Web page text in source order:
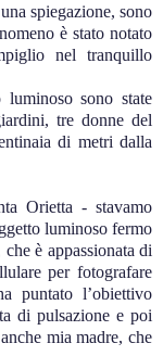
spiegazione, sono
è stato notato
nel tranquillo
sono state
tre donne del
di metri dalla
Orietta - stavamo
luminoso fermo
è appassionata di
per fotografare
puntato l’obiettivo
di pulsazione e poi
mia madre, che